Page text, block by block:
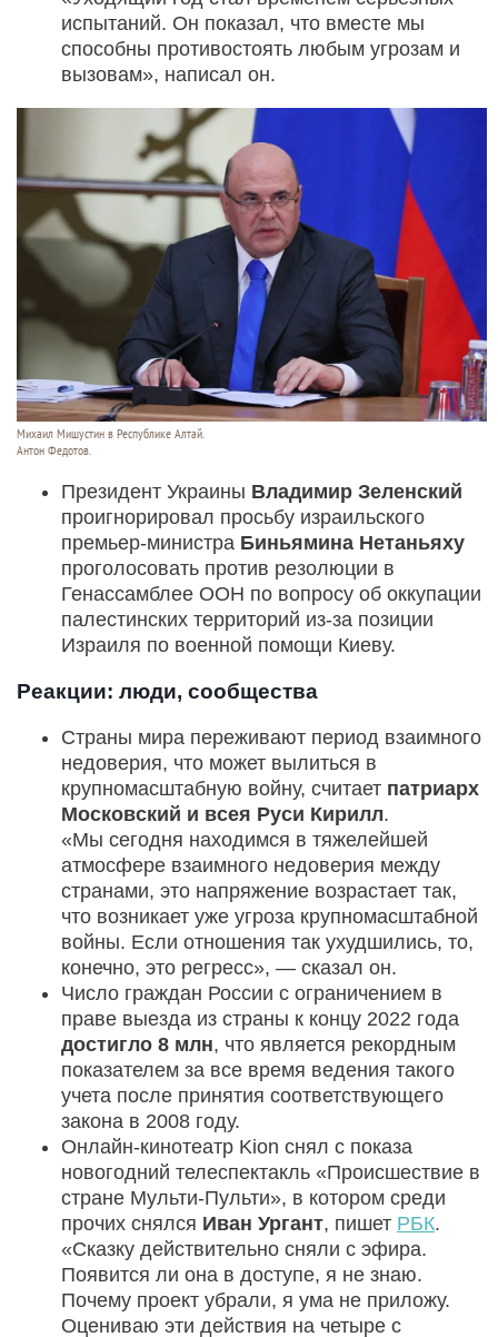
испытаний. Он показал, что вместе мы
способны противостоять любым угрозам и
вызовам», написал он.
Михаил Мишустин в Республике Алтай.
Антон Федотов.
Президент Украины Владимир Зеленский
проигнорировал просьбу израильского
премьер-министра Биньямина Нетаньяху
проголосовать против резолюции в
Генассамблее ООН по вопросу об оккупации
палестинских территорий из-за позиции
Израиля по военной помощи Киеву.
Реакции: люди, сообщества
Страны мира переживают период взаимного
недоверия, что может вылиться в
крупномасштабную войну, считает патриарх
Московский и всея Руси Кирилл.
«Мы сегодня находимся в тяжелейшей
атмосфере взаимного недоверия между
странами, это напряжение возрастает так,
что возникает уже угроза крупномасштабной
войны. Если отношения так ухудшились, то,
конечно, это регресс», — сказал он.
Число граждан России с ограничением в
праве выезда из страны к концу 2022 года
достигло 8 млн, что является рекордным
показателем за все время ведения такого
учета после принятия соответствующего
закона в 2008 году.
Онлайн-кинотеатр Kion снял с показа
новогодний телеспектакль «Происшествие в
стране Мульти-Пульти», в котором среди
прочих снялся Иван Ургант, пишет РБК.
«Сказку действительно сняли с эфира.
Появится ли она в доступе, я не знаю.
Почему проект убрали, я ума не приложу.
Оцениваю эти действия на четыре с